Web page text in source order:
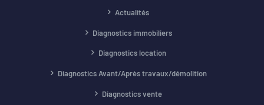
Actualités
Diagnostics immobiliers
Diagnostics location
Diagnostics Avant/Après travaux/démolition
Diagnostics vente